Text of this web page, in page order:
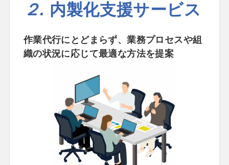
２. 内製化支援サービス
作業代行にとどまらず、業務プロセスや組
織の状況に応じて最適な方法を提案